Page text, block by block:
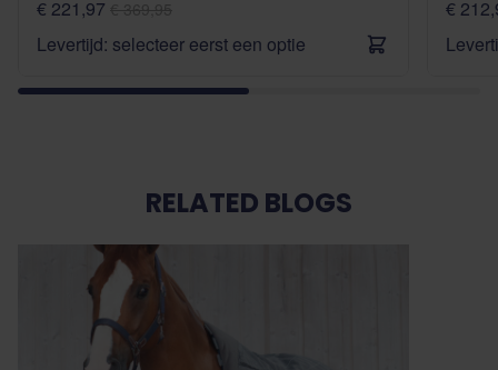
€ 221,97
Levertijd: selecteer eerst een optie
€
RELATED BLOGS